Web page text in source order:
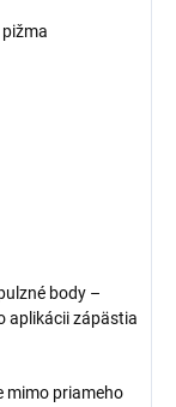
body –
aplikácii zápästia
mimo priameho